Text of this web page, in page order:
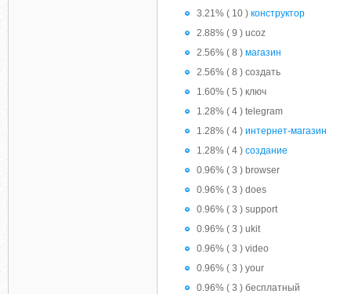
3.21% ( 10 ) конструктор
2.88% ( 9 ) ucoz
2.56% ( 8 ) магазин
2.56% ( 8 ) создать
1.60% ( 5 ) ключ
1.28% ( 4 ) telegram
1.28% ( 4 ) интернет-магазин
1.28% ( 4 ) создание
0.96% ( 3 ) browser
0.96% ( 3 ) does
0.96% ( 3 ) support
0.96% ( 3 ) ukit
0.96% ( 3 ) video
0.96% ( 3 ) your
0.96% ( 3 ) бесплатный